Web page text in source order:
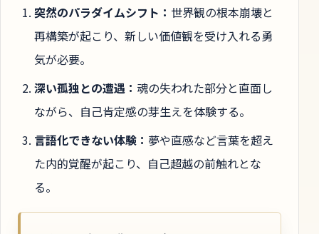
突然のパラダイムシフト： 世界観の根本崩壊と
再構築が起こり、新しい価値観を受け入れる勇
気が必要。
深い孤独との遭遇： 魂の失われた部分と直面し
ながら、自己肯定感の芽生えを体験する。
言語化できない体験： 夢や直感など言葉を超え
た内的覚醒が起こり、自己超越の前触れとな
る。